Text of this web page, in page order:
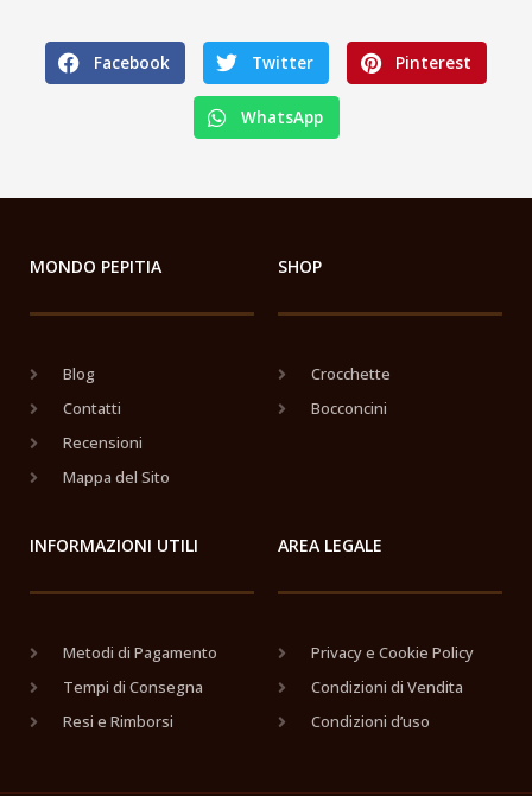
Facebook Twitter Pinterest
WhatsApp
MONDO PEPITIA
Blog
Contatti
Recensioni
Mappa del Sito
SHOP
Crocchette
Bocconcini
INFORMAZIONI UTILI
Metodi di Pagamento
Tempi di Consegna
Resi e Rimborsi
AREA LEGALE
Privacy e Cookie Policy
Condizioni di Vendita
Condizioni d’uso